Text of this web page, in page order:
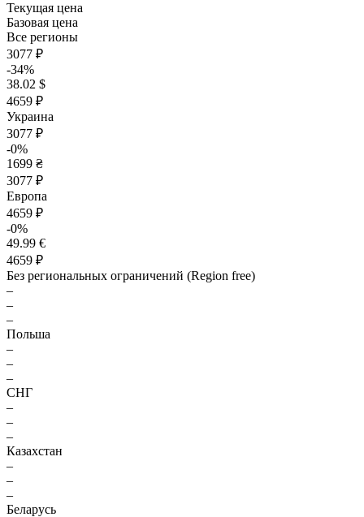
Текущая цена
Базовая цена
Все регионы
3077 ₽
-34%
38.02 $
4659 ₽
Украина
3077 ₽
-0%
1699 ₴
3077 ₽
Европа
4659 ₽
-0%
49.99 €
4659 ₽
Без региональных ограничений (Region free)
–
–
–
Польша
–
–
–
СНГ
–
–
–
Казахстан
–
–
–
Беларусь